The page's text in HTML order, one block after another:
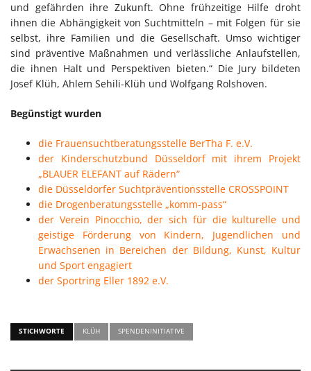
und gefährden ihre Zukunft. Ohne frühzeitige Hilfe droht
ihnen die Abhängigkeit von Suchtmitteln – mit Folgen für sie
selbst, ihre Familien und die Gesellschaft. Umso wichtiger
sind präventive Maßnahmen und verlässliche Anlaufstellen,
die ihnen Halt und Perspektiven bieten.“ Die Jury bildeten
Josef Klüh, Ahlem Sehili-Klüh und Wolfgang Rolshoven.
Begünstigt wurden
die Frauensuchtberatungsstelle BerTha F. e.V.
der Kinderschutzbund Düsseldorf mit ihrem Projekt
„BLAUER ELEFANT auf Rädern“
die Düsseldorfer Suchtpräventionsstelle CROSSPOINT
die Drogenberatungsstelle „komm-pass“
der Verein Pinocchio, der sich für die kulturelle und
geistige Förderung von Kindern, Jugendlichen und
Erwachsenen in Bereichen der Bildung, Kunst, Kultur
und Sport engagiert
der Sportring Eller 1892 e.V.
STICHWORTE KLÜH SPENDENINITIATIVE